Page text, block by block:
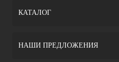
КАТАЛОГ
НАШИ ПРЕДЛОЖЕНИЯ